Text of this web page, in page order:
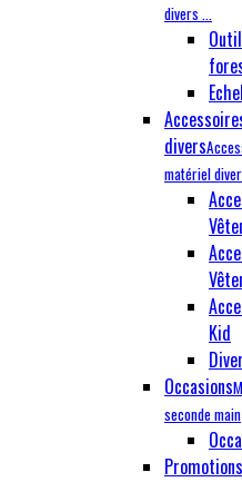
divers ...
divers
matériel
Kid
Occasions
seconde main
Promotions